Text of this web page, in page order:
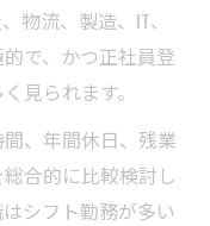
物流、製造、IT、
で、かつ正社員登
見られます。
、年間休日、残業
合的に比較検討し
シフト勤務が多い